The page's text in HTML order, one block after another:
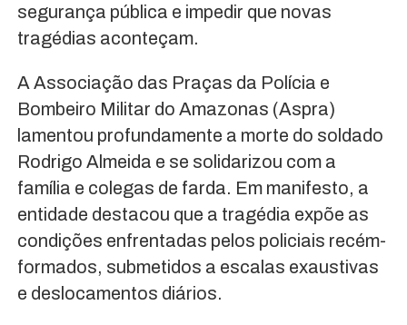
segurança pública e impedir que novas
tragédias aconteçam.
A Associação das Praças da Polícia e
Bombeiro Militar do Amazonas (Aspra)
lamentou profundamente a morte do soldado
Rodrigo Almeida e se solidarizou com a
família e colegas de farda. Em manifesto, a
entidade destacou que a tragédia expõe as
condições enfrentadas pelos policiais recém-
formados, submetidos a escalas exaustivas
e deslocamentos diários.